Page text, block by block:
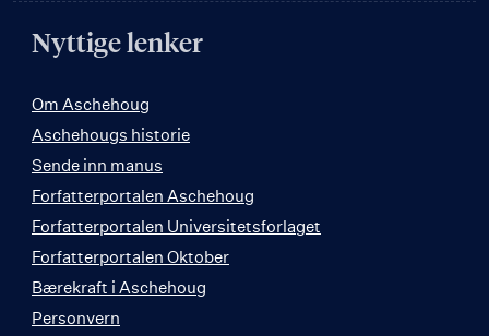
Nyttige lenker
Om Aschehoug
Aschehougs historie
Sende inn manus
Forfatterportalen Aschehoug
Forfatterportalen Universitetsforlaget
Forfatterportalen Oktober
Bærekraft i Aschehoug
Personvern